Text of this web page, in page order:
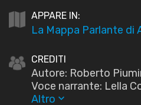
APPARE IN:
La Mappa Parlante di
CREDITI
Autore: Roberto
Voce narrante: Lella
Altro keyboard_arrow_down